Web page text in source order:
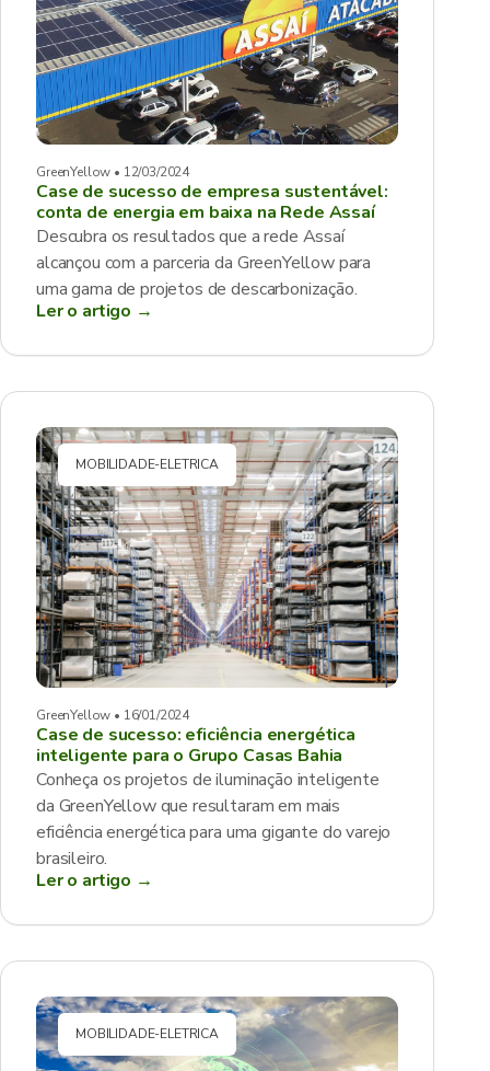
GreenYellow • 12/03/2024
Case de sucesso de empresa sustentável:
conta de energia em baixa na Rede Assaí
Descubra os resultados que a rede Assaí
alcançou com a parceria da GreenYellow para
uma gama de projetos de descarbonização.
Ler o artigo →
MOBILIDADE-ELETRICA
GreenYellow • 16/01/2024
Case de sucesso: eficiência energética
inteligente para o Grupo Casas Bahia
Conheça os projetos de iluminação inteligente
da GreenYellow que resultaram em mais
eficiência energética para uma gigante do varejo
brasileiro.
Ler o artigo →
MOBILIDADE-ELETRICA